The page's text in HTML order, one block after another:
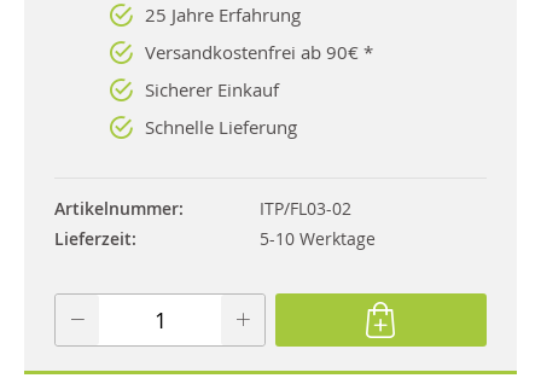
25 Jahre Erfahrung
Versandkostenfrei ab 90€ *
Sicherer Einkauf
Schnelle Lieferung
Artikelnummer
ITP/FL03-02
Lieferzeit
5-10 Werktage